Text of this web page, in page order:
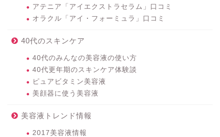
アテニア「アイエクストラセラム」口コミ
オラクル「アイ・フォーミュラ」口コミ
40代のスキンケア
40代のみんなの美容液の使い方
40代更年期のスキンケア体験談
ピュアビタミン美容液
美顔器に使う美容液
美容液トレンド情報
2017美容液情報